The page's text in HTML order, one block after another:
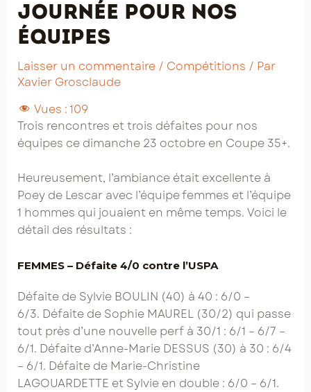
journée pour nos
équipes
Laisser un commentaire / Compétitions / Par
Xavier Grosclaude
Vues :109
Trois rencontres et trois défaites pour nos
équipes ce dimanche 23 octobre en Coupe 35+.
Heureusement, l’ambiance était excellente à
Poey de Lescar avec l’équipe femmes et l’équipe
1 hommes qui jouaient en même temps. Voici le
détail des résultats :
FEMMES – Défaite 4/0 contre l’USPA
Défaite de Sylvie BOULIN (40) à 40 : 6/0 –
6/3. Défaite de Sophie MAUREL (30/2) qui passe
tout près d’une nouvelle perf à 30/1 : 6/1 – 6/7 –
6/1. Défaite d’Anne-Marie DESSUS (30) à 30 : 6/4
– 6/1. Défaite de Marie-Christine
LAGOUARDETTE et Sylvie en double : 6/0 – 6/1.